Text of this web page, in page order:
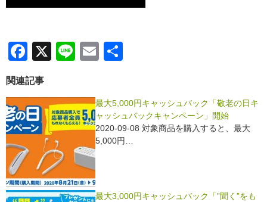
F
c
e
b
o
o
k
X
Li
E
関連記事
最大5,000円キャッシュバック「敬老の日キ
ャッシュバックキャンペーン」開始
2020-09-08 対象商品を購入すると、最大
5,000円…
最大3,000円キャッシュバック「”聞く”をも